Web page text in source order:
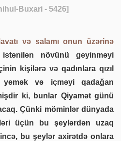
Buxari - 5426]
və salamı onun üzərinə
növünü geyinməyi
kişilərə və qadınlara qızıl
və içməyi qadağan
ki, bunlar Qiyamət günü
Çünki möminlər dünyada
üçün bu şeylərdən uzaq
bu şeylər axirətdə onlara